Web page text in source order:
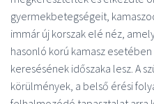
gyermekbetegségeit,
immár új korszak elé néz,
hasonló korú kamasz
keresésének időszaka lesz. A
körülmények, a belső érési